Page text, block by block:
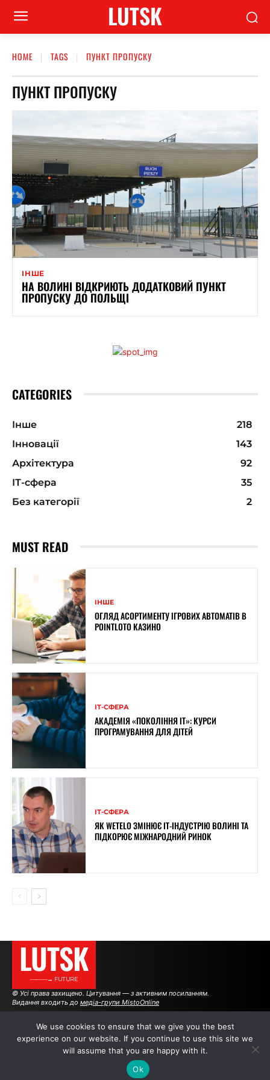
LUTSK
HOME TAGS ПУНКТ ПРОПУСКУ
ПУНКТ ПРОПУСКУ
ІНШЕ
НА ВОЛИНІ ВІДКРИЮТЬ ДОДАТКОВИЙ ПУНКТ
ПРОПУСКУ ДО ПОЛЬЩІ
CATEGORIES
Інше
218
Інновації
143
Архітектура
92
ІТ-сфера
35
Без категорії
2
MUST READ
ІНШЕ
ОГЛЯД АСОРТИМЕНТУ ІГРОВИХ АВТОМАТІВ В
POINTLOTO КАЗИНО
ІТ-СФЕРА
АКАДЕМІЯ «ПОКОЛІННЯ ІТ»: КУРСИ
ПРОГРАМУВАННЯ ДЛЯ ДІТЕЙ
ІТ-СФЕРА
ЯК WETELO ЗМІНЮЄ IT-ІНДУСТРІЮ ВОЛИНІ ТА
ПІДКОРЮЄ МІЖНАРОДНИЙ РИНОК
LUTSK
———→ FUTURE
© Усі права захищено. Цитування — з активним посиланням.
Видання входить до медіа-групи MistoOnline
АВТОРИ | РЕКЛАМА НА САЙТІ
We use cookies to ensure that we give you the best
experience on our website. If you continue to use this site we
will assume that you are happy with it.
Ok